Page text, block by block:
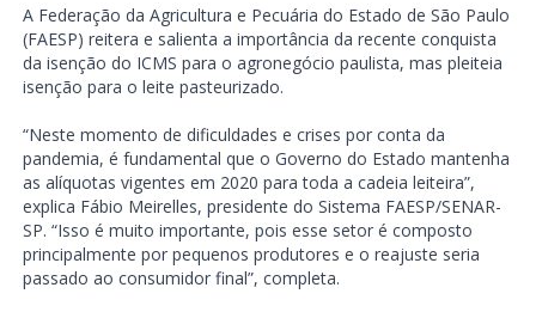
A Federação da Agricultura e Pecuária do Estado de São Paulo
(FAESP) reitera e salienta a importância da recente conquista
da isenção do ICMS para o agronegócio paulista, mas pleiteia
isenção para o leite pasteurizado.
“Neste momento de dificuldades e crises por conta da
pandemia, é fundamental que o Governo do Estado mantenha
as alíquotas vigentes em 2020 para toda a cadeia leiteira”,
explica Fábio Meirelles, presidente do Sistema FAESP/SENAR-
SP. “Isso é muito importante, pois esse setor é composto
principalmente por pequenos produtores e o reajuste seria
passado ao consumidor final”, completa.